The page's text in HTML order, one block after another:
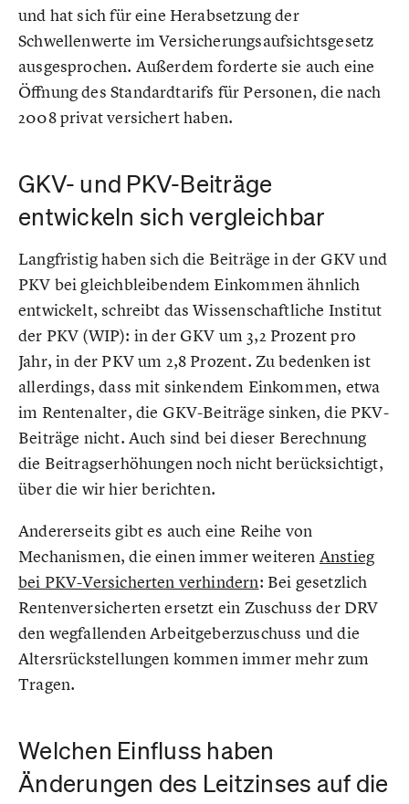
und hat sich für eine Herabsetzung der
Schwellenwerte im Versicherungsaufsichtsgesetz
ausgesprochen. Außerdem forderte sie auch eine
Öffnung des Standardtarifs für Personen, die nach
2008 privat versichert haben.
GKV- und PKV-Beiträge
entwickeln sich vergleichbar
Langfristig haben sich die Beiträge in der GKV und
PKV bei gleichbleibendem Einkommen ähnlich
entwickelt, schreibt das Wissenschaftliche Institut
der PKV (WIP): in der GKV um 3,2 Prozent pro
Jahr, in der PKV um 2,8 Prozent. Zu bedenken ist
allerdings, dass mit sinkendem Einkommen, etwa
im Rentenalter, die GKV-Beiträge sinken, die PKV-
Beiträge nicht. Auch sind bei dieser Berechnung
die Beitragserhöhungen noch nicht berücksichtigt,
über die wir hier berichten.
Andererseits gibt es auch eine Reihe von
Mechanismen, die einen immer weiteren Anstieg
bei PKV-Versicherten verhindern: Bei gesetzlich
Rentenversicherten ersetzt ein Zuschuss der DRV
den wegfallenden Arbeitgeberzuschuss und die
Altersrückstellungen kommen immer mehr zum
Tragen.
Welchen Einfluss haben
Änderungen des Leitzinses auf die